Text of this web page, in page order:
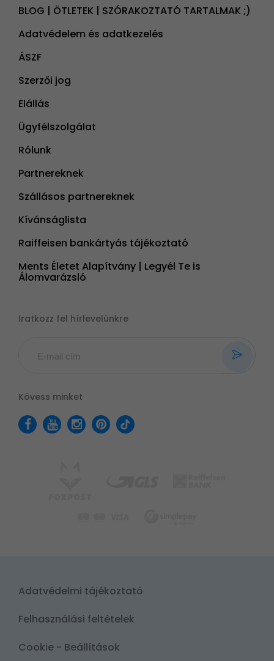
BLOG | ÖTLETEK | SZÓRAKOZTATÓ TARTALMAK ;)
Adatvédelem és adatkezelés
ÁSZF
Szerzői jog
Elállás
Ügyfélszolgálat
Rólunk
Partnereknek
Szállásos partnereknek
Kívánságlista
Raiffeisen bankártyás tájékoztató
Ments Életet Alapítvány | Legyél Te is
Álomvarázsló
Iratkozz fel hírlevelünkre
Kövess minket
Adatvédelmi tájékoztató
Felhasználási feltételek
Cookie - Beállítások